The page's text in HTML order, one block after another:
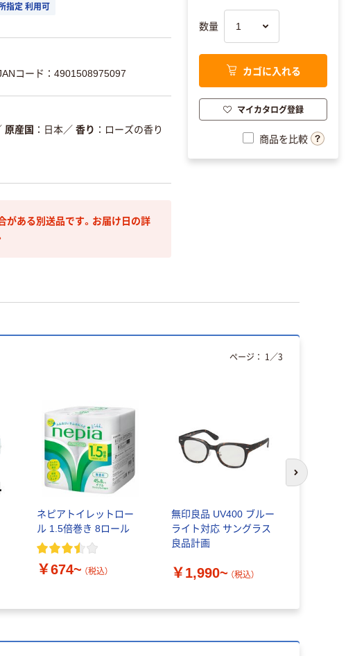
指定 利用可
コード：4901508975097
原産国 日本／ 香り
ローズの香り
がある別送品です。お届け日の詳
数量
カゴに入れる
マイカタログ登録
商品を比較
ネピアトイレットロー
ル 1.5倍巻き 8ロール
￥674~ （税込）
無印良品 UV400 ブルー
ライト対応 サングラス
良品計画
￥1,990~ （税込）
ページ： 1 ／3
次のスライド